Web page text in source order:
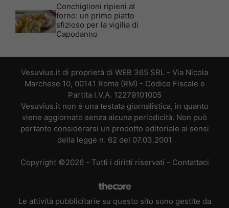
Conchiglioni ripieni al
forno: un primo piatto
sfizioso per la vigilia di
Capodanno
Vesuvius.it di proprietà di WEB 365 SRL - Via Nicola
Marchese 10, 00141 Roma (RM) - Codice Fiscale e
Partita I.V.A. 12279101005
Vesuvius.it non è una testata giornalistica, in quanto
viene aggiornato senza alcuna periodicità. Non può
pertanto considerarsi un prodotto editoriale ai sensi
della legge n. 62 del 07.03.2001
Copyright ©2026 - Tutti i diritti riservati - Contattaci
Le attività pubblicitarie su questo sito sono gestite da